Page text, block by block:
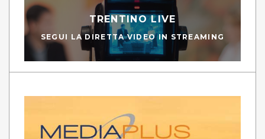
TRENTINO LIVE
SEGUI LA DIRETTA VIDEO IN STREAMING